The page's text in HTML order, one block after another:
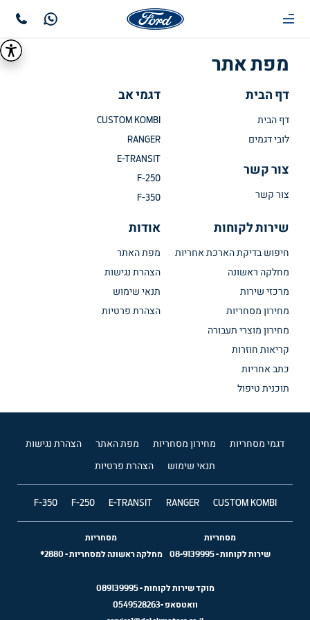
מפת אתר
דף הבית
דף הבית
לובי דגמים
צור קשר
צור קשר
דגמי אב
CUSTOM KOMBI
RANGER
E-TRANSIT
F-250
F-350
שירות לקוחות
חיפוש בדיקת הארכת אחריות
מחלקה ראשונה
מרכזי שירות
מחירון מסחריות
מחירון מוצרי תעבורה
קריאות חוזרות
כתב אחריות
תוכנית טיפול
אודות
מפת האתר
הצהרת נגישות
תנאי שימוש
הצהרת פרטיות
דגמי מסחריות מחירון מסחריות מפת האתר הצהרת נגישות
תנאי שימוש הצהרת פרטיות
CUSTOM KOMBI
RANGER
E-TRANSIT
F-250
F-350
מסחריות
שירות לקוחות-
08-9139995
מסחריות
מחלקה ראשונה למסחריות-
2880*
מוקד שירות לקוחות -089139995
וואטסאפ -0549528263